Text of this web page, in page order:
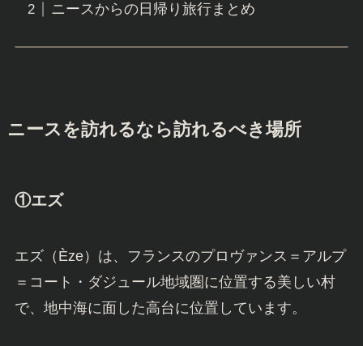
ニースからの日帰り旅行まとめ
ニースを訪れるなら訪れるべき場所
①エズ
エズ（Èze）は、フランスのプロヴァンス＝アルプ
＝コート・ダジュール地域圏に位置する美しい村
で、地中海に面した高台に位置しています。